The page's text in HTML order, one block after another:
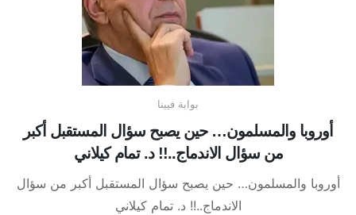
بوابة فيينا
أوروبا والمسلمون… حين يصبح سؤال المستقبل أكبر
من سؤال الاندماج..!! د. تمام كيلاني
أوروبا والمسلمون… حين يصبح سؤال المستقبل أكبر من سؤال
الاندماج..!! د. تمام كيلاني